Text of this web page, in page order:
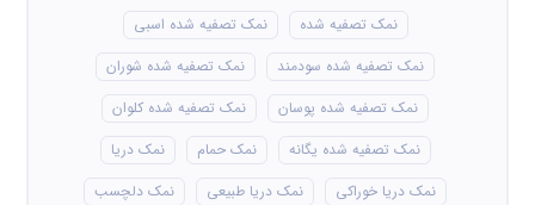
نمک تصفیه شده
نمک تصفیه شده اسبی
نمک تصفیه شده سودمند
نمک تصفیه شده شوران
نمک تصفیه شده پوسان
نمک تصفیه شده کلوان
نمک تصفیه شده یگانه
نمک حمام
نمک دریا
نمک دریا خوراکی
نمک دریا طبیعی
نمک دلچسب